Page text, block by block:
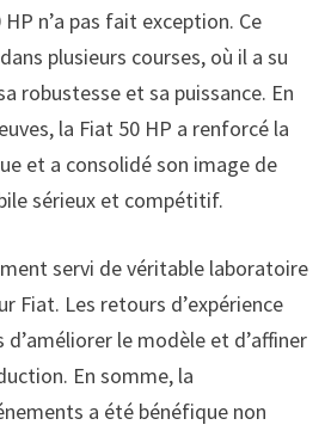
n’a pas fait exception. Ce
plusieurs courses, où il a su
robustesse et sa puissance. En
la Fiat 50 HP a renforcé la
et a consolidé son image de
sérieux et compétitif.
servi de véritable laboratoire
Fiat. Les retours d’expérience
le modèle et d’affiner
En somme, la
a été bénéfique non